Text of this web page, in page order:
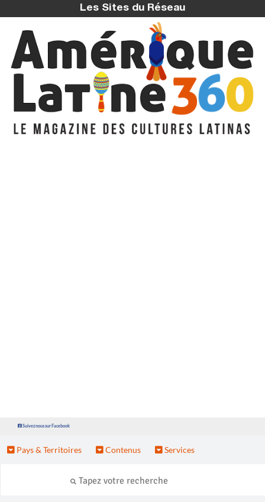
Les Sites du Réseau
Suivez nous sur Facebook
Pays & Territoires Contenus Services